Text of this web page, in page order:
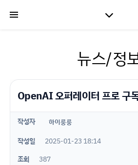
뉴스/정
OpenAI 오퍼레이터 프로 구
작성자 하이룽룽
작성일
2025-01-23 18:14
조회
387